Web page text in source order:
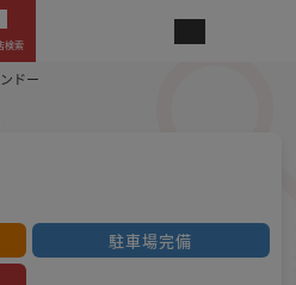
検索
ドー
駐車場完備